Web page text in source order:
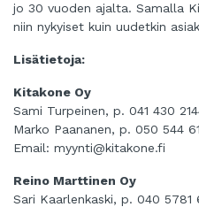
jo 30 vuoden ajalta. Samalla
niin nykyiset kuin uudetkin
Lisätietoja:
Kitakone Oy
Sami Turpeinen, p. 041 430
Marko Paananen, p. 050 544
Email: myynti@kitakone.fi
Reino Marttinen Oy
Sari Kaarlenkaski, p. 040 5781